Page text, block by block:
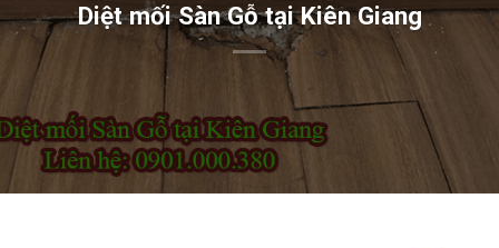
Diệt mối Sàn Gỗ tại Kiên Giang